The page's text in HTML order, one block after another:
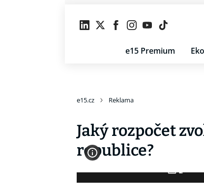
e15 Premium
e15.cz Reklama
Jaký rozpočet
republice?
2
Fotogalerie